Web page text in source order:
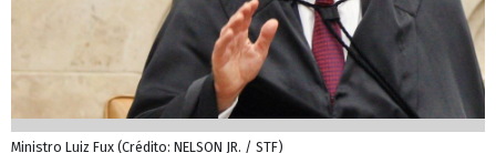
Ministro Luiz Fux (Crédito: NELSON JR. / STF)